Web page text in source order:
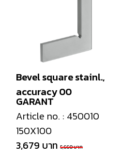
GARANT
Bevel square stainl.,
accuracy 00
Article no. : 450010
150X100
3,679 บาท 5,660 บาท